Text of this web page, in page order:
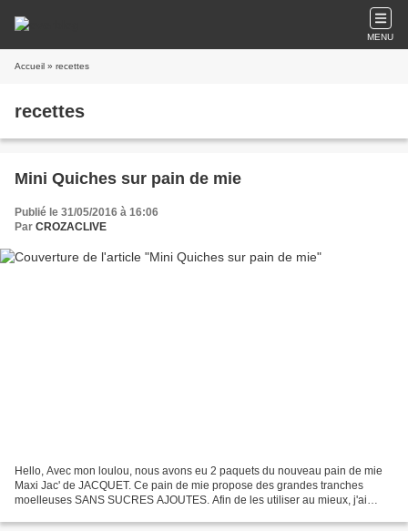
MENU
Accueil » recettes
recettes
Mini Quiches sur pain de mie
Publié le 31/05/2016 à 16:06
Par CROZACLIVE
Hello, Avec mon loulou, nous avons eu 2 paquets du nouveau pain de mie
Maxi Jac' de JACQUET. Ce pain de mie propose des grandes tranches
moelleuses SANS SUCRES AJOUTES. Afin de les utiliser au mieux, j'ai